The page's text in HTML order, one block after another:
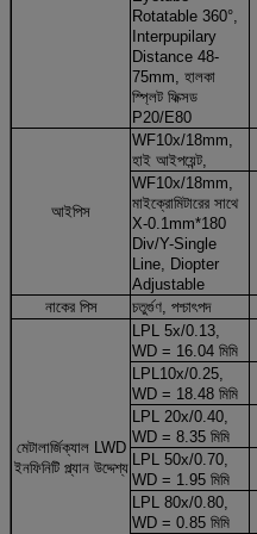
Rotatable 360°,
Interpupilary
Distance 48-
75mm, হালকা
স্প্লিট ফিক্সড
P20/E80
আইপিস
WF10x/18mm,
হাই আইপয়েন্ট,
WF10x/18mm,
মাইক্রোমিটারের সাথে
X-0.1mm*180
Div/Y-Single
Line, Diopter
Adjustable
নাকের পিস চতুর্গুণ, পশ্চাৎপদ
মেটালার্জিক্যাল LWD
ইনফিনিটি প্ল্যান উদ্দেশ্য
LPL 5x/0.13,
WD = 16.04 মিমি
LPL10x/0.25,
WD = 18.48 মিমি
LPL 20x/0.40,
WD = 8.35 মিমি
LPL 50x/0.70,
WD = 1.95 মিমি
LPL 80x/0.80,
WD = 0.85 মিমি